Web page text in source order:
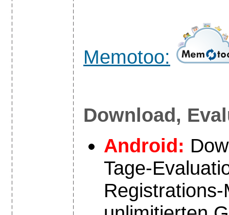
Memotoo:
Download,
Android:
Tage-